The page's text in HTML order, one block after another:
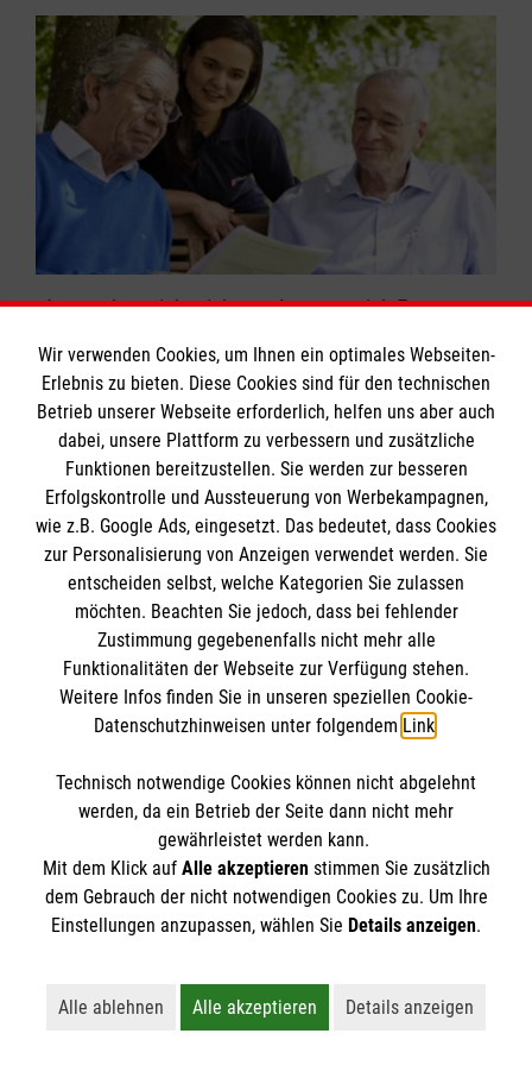
nutzen oder ehrenamtlich unterstützen?
Bitte melden Sie sich unter Telefon 0228 9699257
oder mew.bonn@malteser.org
„An wen kann ich mich wenden, wenn ich Fragen
zum Thema Patientenverfügung habe?“ – so oder
ähnlich lauten häufig Anfragen von Menschen, die
sich darüber Gedanken machen, wer bei
medizinischen Fragen wie entscheiden soll, wenn
sie sich selbst dazu nicht mehr äußern können.
Vielen Menschen fällt es schwer, eine
Patientenverfügung zu erstellen, die ihren Willen
widerspiegelt, aussagekräftig ist und ihnen im
Ernstfall nicht schadet. Unklar ist den meisten auch,
was eine Vorsorgevollmacht oder
Betreuungsverfügung ist und ob sich diese für sie
eignet. Eine Patientenverfügung ist wichtig, damit
der Wille des Patienten beachtet wird, wenn er
diesen nicht mehr selbst äußern kann. Alles Themen
die wichtig sind für Menschen aller Altersgruppen.
Sie möchten einen Termin für ein
Informationsgespräch vereinbaren? Nehmen Sie
gerne Kontakt auf.
Die Malteser bieten kostenlose Informationen
rund um das Thema „Patientenverfügung“
Elena Friedl
Fachstelle Ethik (Malteser Deutschland gGmbH)
Tel.0221 9822-4141
Nachricht senden
Mehr Informationen zur Malteser
Patientenverfügung
Rettungsdienst in Bonn
Wir verwenden Cookies, um Ihnen ein optimales Webseiten-
Erlebnis zu bieten. Diese Cookies sind für den technischen
Betrieb unserer Webseite erforderlich, helfen uns aber auch
dabei, unsere Plattform zu verbessern und zusätzliche
Funktionen bereitzustellen. Sie werden zur besseren
Erfolgskontrolle und Aussteuerung von Werbekampagnen,
wie z.B. Google Ads, eingesetzt. Das bedeutet, dass Cookies
zur Personalisierung von Anzeigen verwendet werden. Sie
entscheiden selbst, welche Kategorien Sie zulassen
möchten. Beachten Sie jedoch, dass bei fehlender
Zustimmung gegebenenfalls nicht mehr alle
Funktionalitäten der Webseite zur Verfügung stehen.
Weitere Infos finden Sie in unseren speziellen Cookie-
Datenschutzhinweisen unter folgendem Link.
Technisch notwendige Cookies können nicht abgelehnt
werden, da ein Betrieb der Seite dann nicht mehr
gewährleistet werden kann.
Mit dem Klick auf Alle akzeptierenstimmen Sie zusätzlich
dem Gebrauch der nicht notwendigen Cookies zu. Um Ihre
Einstellungen anzupassen, wählen Sie Details anzeigen.
Alle ablehnen
Lehnt alle nicht-essentiellen Cookies ab
Alle akzeptieren
Akzeptiert alle Cookies
Details anzeigen